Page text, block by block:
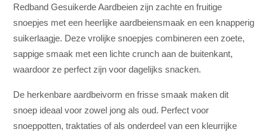
Redband Gesuikerde Aardbeien zijn zachte en fruitige
snoepjes met een heerlijke aardbeiensmaak en een knapperig
suikerlaagje. Deze vrolijke snoepjes combineren een zoete,
sappige smaak met een lichte crunch aan de buitenkant,
waardoor ze perfect zijn voor dagelijks snacken.
De herkenbare aardbeivorm en frisse smaak maken dit
snoep ideaal voor zowel jong als oud. Perfect voor
snoeppotten, traktaties of als onderdeel van een kleurrijke